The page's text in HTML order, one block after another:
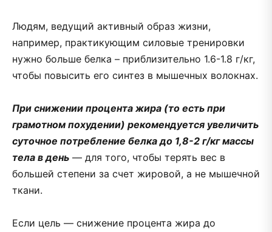
Людям, ведущий активный образ жизни,
например, практикующим силовые тренировки
нужно больше белка – приблизительно 1.6-1.8 г/кг,
чтобы повысить его синтез в мышечных волокнах.
При снижении процента жира (то есть при
грамотном похудении) рекомендуется увеличить
суточное потребление белка до 1,8-2 г/кг массы
тела в день — для того, чтобы терять вес в
большей степени за счет жировой, а не мышечной
ткани.
Если цель — снижение процента жира до